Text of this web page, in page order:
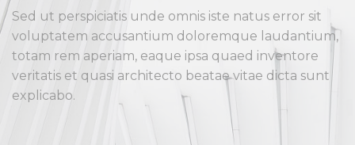
Sed ut perspiciatis unde omnis iste natus error sit
voluptatem accusantium doloremque laudantium,
totam rem aperiam, eaque ipsa quaed inventore
veritatis et quasi architecto beatae vitae dicta sunt
explicabo.